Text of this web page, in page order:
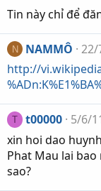
Tin này chỉ để
N NAMMÔ
22/
http://
T t00000 5/6/
xin hoi dao
Phat Mau lai
sao?